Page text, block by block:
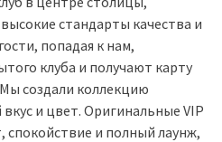
стандарты качества и
попадая к нам,
клуба и получают карту
создали коллекцию
и цвет. Оригинальные VIP
и полный лаунж,